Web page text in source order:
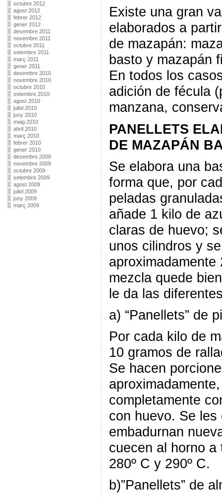
octubre 2012
agost 2012
febrer 2012
gener 2012
desembre 2011
novembre 2011
octubre 2011
setembre 2011
març 2011
gener 2011
desembre 2010
novembre 2010
octubre 2010
setembre 2010
agost 2010
juliol 2010
juny 2010
maig 2010
abril 2010
març 2010
febrer 2010
gener 2010
desembre 2009
novembre 2009
octubre 2009
setembre 2009
agost 2009
juliol 2009
juny 2009
març 2009
Existe una gran
elaborados a
de mazapán:
basto y mazapán
En todos los
adición de fécula
manzana,
PANELLETS
DE MAZAPÁN
Se elabora una
forma que, por
peladas
añade 1 kilo de
claras de huevo;
unos cilindros y
mezcla quede
le da las
a) “Panellets” de
Por cada kilo de
10 gramos de
Se hacen
completamente
con huevo. Se
embadurnan
cuecen al horno a
280º C y 290º C.
b)”Panellets” de